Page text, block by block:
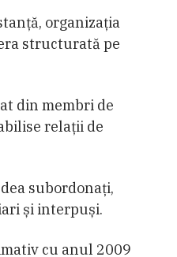
organizaţia
structurată pe
din membri de
relații de
subordonați,
și interpuși.
cu anul 2009